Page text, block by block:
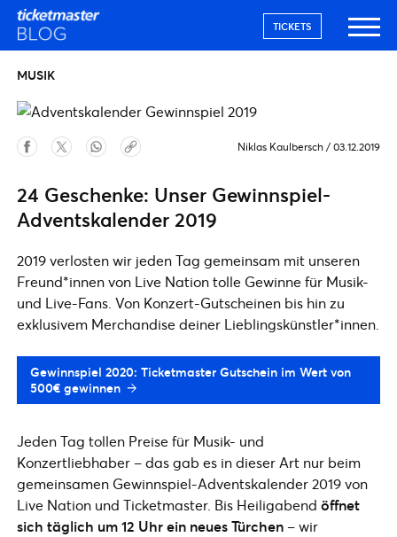
TICKETS
MUSIK
Niklas Kaulbersch / 03.12.2019
24 Geschenke: Unser Gewinnspiel-
Adventskalender 2019
2019 verlosten wir jeden Tag gemeinsam mit unseren
Freund*innen von Live Nation tolle Gewinne für Musik-
und Live-Fans. Von Konzert-Gutscheinen bis hin zu
exklusivem Merchandise deiner Lieblingskünstler*innen.
Gewinnspiel 2020: Ticketmaster Gutschein im Wert von
500€ gewinnen
Jeden Tag tollen Preise für Musik- und
Konzertliebhaber – das gab es in dieser Art nur beim
gemeinsamen Gewinnspiel-Adventskalender 2019 von
Live Nation und Ticketmaster. Bis Heiligabend öffnet
sich täglich um 12 Uhr ein neues Türchen– wir